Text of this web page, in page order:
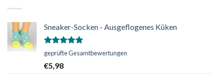
Sneaker-Socken - Ausgeflogenes Küken
Bewertet
von 5
geprüfte Gesamtbewertungen
€5,98